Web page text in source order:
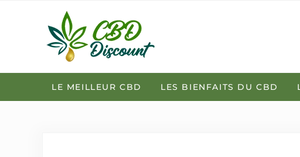
cbddiscount.fr
LE MEILLEUR CBD LES BIENFAITS DU CBD